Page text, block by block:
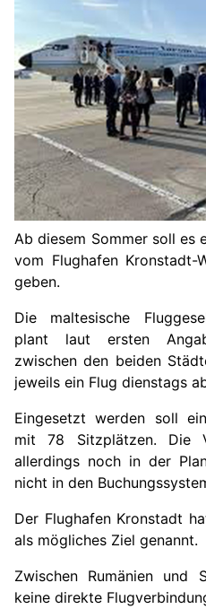
Ab diesem Sommer soll es
vom Flughafen Kronstadt-
geben.
Die maltesische
plant laut ersten
zwischen den beiden
jeweils ein Flug dienstags
Eingesetzt werden soll
mit 78 Sitzplätzen. Die
allerdings noch in der
nicht in den
Der Flughafen Kronstadt
als mögliches Ziel genannt.
Zwischen Rumänien und
keine direkte